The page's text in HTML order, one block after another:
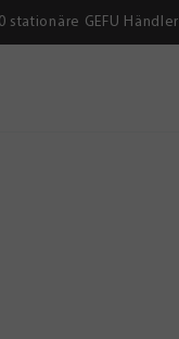
stationäre GEFU Händler